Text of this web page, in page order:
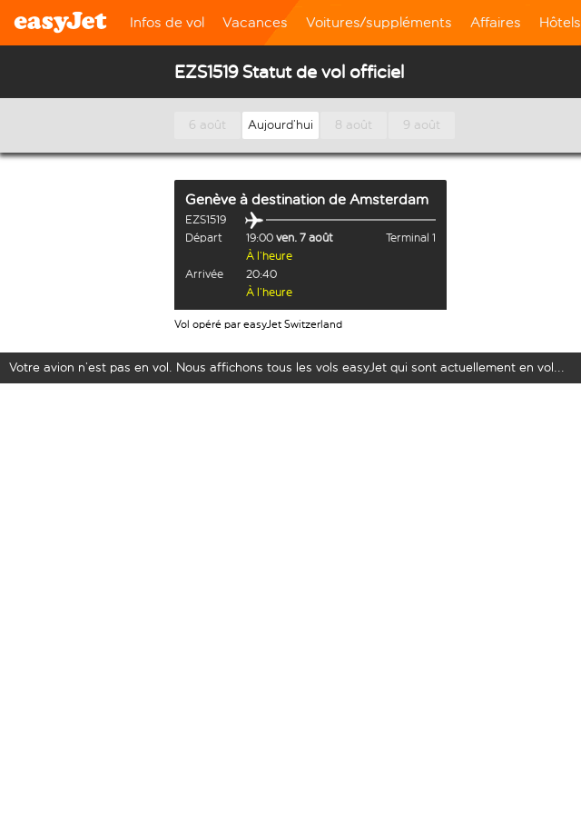
Infos de vol Vacances Voitures/suppléments Affaires Hôtels
EZS1519 Statut de vol officiel
6 août Aujourd’hui 8 août 9 août
Genève à destination de Amsterdam
EZS1519
Départ
19:00 ven. 7 août
Terminal 1
À l’heure
Arrivée
20:40
À l’heure
Vol opéré par easyJet Switzerland
Votre avion n’est pas en vol. Nous affichons tous les vols easyJet qui sont actuellement en vol...